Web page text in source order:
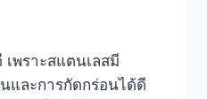
พราะสแตนเลสมี
ละการกัดกร่อนได้ดี